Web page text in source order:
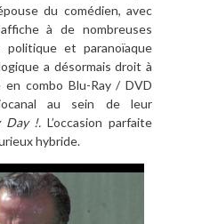
du comédien, avec
afficheàde nombreuses
politique et paranoïaque
a désormais droità
combo Blu-Ray / DVD
au sein de leur
Day !. L’occasion parfaite
hybride.